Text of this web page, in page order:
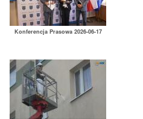
Konferencja Prasowa 2026-06-17